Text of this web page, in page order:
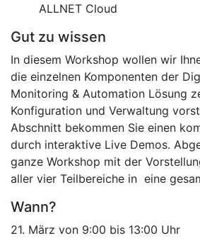
ALLNET Cloud
Gut zu wissen
In diesem Workshop wollen wir
die einzelnen Komponenten der
Monitoring & Automation Lösung
Konfiguration und Verwaltung
Abschnitt bekommen Sie einen
durch interaktive Live Demos.
ganze Workshop mit der
aller vier Teilbereiche in eine
Wann?
21. März von 9:00 bis 13:00 Uhr